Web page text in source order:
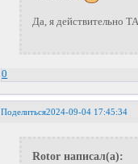
Да, я действительно
0
Поделиться2024-09-04 17:45:34
Rotor написал(а):